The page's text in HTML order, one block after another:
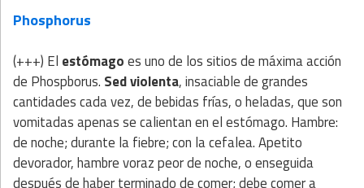
Phosphorus
(+++) El estómagoes uno de los sitios de máxima acción
de Phospborus. Sed violenta, insaciable de grandes
cantidades cada vez, de bebidas frías, o heladas, que son
vomitadas apenas se calientan en el estómago. Hambre:
de noche; durante la fiebre; con la cefalea. Apetito
devorador, hambre voraz peor de noche, o enseguida
después de haber terminado de comer; debe comer a